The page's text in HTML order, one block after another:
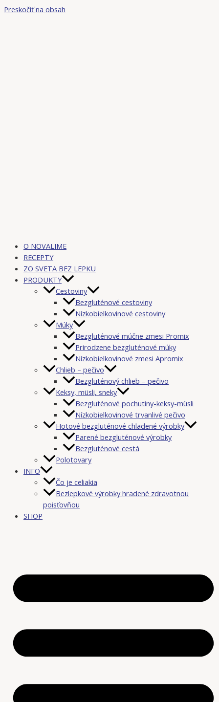
Preskočiť na obsah
O NOVALIME
RECEPTY
ZO SVETA BEZ LEPKU
PRODUKTY
Cestoviny
Bezgluténové cestoviny
Nízkobielkovinové cestoviny
Múky
Bezgluténové múčne zmesi Promix
Prirodzene bezgluténové múky
Nízkobielkovinové zmesi Apromix
Chlieb – pečivo
Bezgluténový chlieb – pečivo
Keksy, müsli, sneky
Bezgluténové pochutiny-keksy-müsli
Nízkobielkovinové trvanlivé pečivo
Hotové bezgluténové chladené výrobky
Parené bezgluténové výrobky
Bezgluténové cestá
Polotovary
INFO
Čo je celiakia
Bezlepkové výrobky hradené zdravotnou
poisťovňou
SHOP